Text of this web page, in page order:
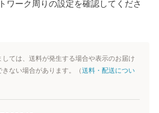
ワーク周りの設定を確認してくださ
ては、送料が発生する場合や表示のお届け
ない場合があります。（送料・配送につい